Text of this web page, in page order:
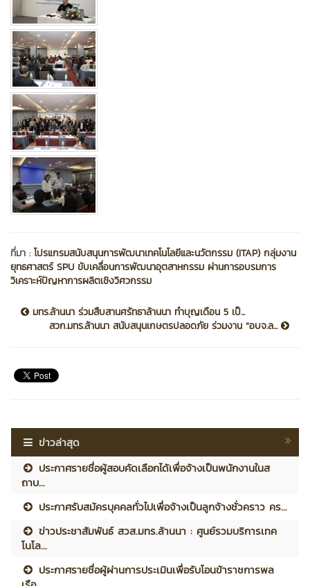
ที่มา :โปรแกรมสนับสนุนการพัฒนาเทคโนโลยีและนวัตกรรม (ITAP) กลุ่มงาน
ยุทธศาสตร์ SPU ขับเคลื่อนการพัฒนาอุตสาหกรรม ผ่านการอบรมการ
วิเคราะห์ปัญหาการผลิตเชิงวิศวกรรม
มทร.ล้านนา ร่วมสืบสานศรัทธาล้านนา ทำบุญเดือน 5 เป็...
สวก.มทร.ล้านนา สนับสนุนเกษตรปลอดภัย ร่วมงาน “อบจ.ล...
ข่าวล่าสุด
ประกาศรายชื่อผู้สอบคัดเลือกได้เพื่อจ้างเป็นพนักงานในส
ถาบ...
ประกาศรับสมัครบุคคลทั่วไปเพื่อจ้างเป็นลูกจ้างชั่วคราว คร...
ข่าวประชาสัมพันธ์ สวส.มทร.ล้านนา : ศูนย์รวมบริการเทค
โนโล...
ประกาศรายชื่อผู้ผ่านการประเมินเพื่อรับโอนข้าราชการพล